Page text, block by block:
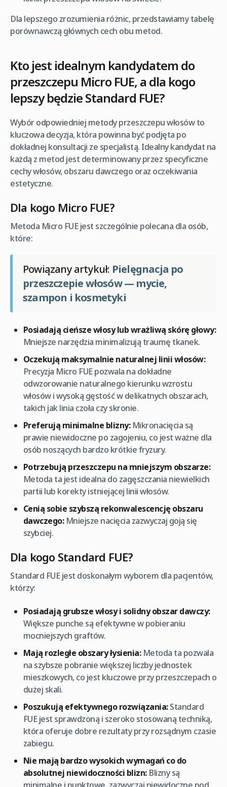
Dla lepszego zrozumienia różnic, przedstawiamy tabelę
porównawczą głównych cech obu metod.
Kto jest idealnym kandydatem do
przeszczepu Micro FUE, a dla kogo
lepszy będzie Standard FUE?
Wybór odpowiedniej metody przeszczepu włosów to
kluczowa decyzja, która powinna być podjęta po
dokładnej konsultacji ze specjalistą. Idealny kandydat na
każdą z metod jest determinowany przez specyficzne
cechy włosów, obszaru dawczego oraz oczekiwania
estetyczne.
Dla kogo Micro FUE?
Metoda Micro FUE jest szczególnie polecana dla osób,
które:
Powiązany artykuł: Pielęgnacja po
przeszczepie włosów — mycie,
szampon i kosmetyki
Posiadają cieńsze włosy lub wrażliwą skórę głowy:
Mniejsze narzędzia minimalizują traumę tkanek.
Oczekują maksymalnie naturalnej linii włosów:
Precyzja Micro FUE pozwala na dokładne
odwzorowanie naturalnego kierunku wzrostu
włosów i wysoką gęstość w delikatnych obszarach,
takich jak linia czoła czy skronie.
Preferują minimalne blizny:Mikronacięcia są
prawie niewidoczne po zagojeniu, co jest ważne dla
osób noszących bardzo krótkie fryzury.
Potrzebują przeszczepu na mniejszym obszarze:
Metoda ta jest idealna do zagęszczania niewielkich
partii lub korekty istniejącej linii włosów.
Cenią sobie szybszą rekonwalescencję obszaru
dawczego:Mniejsze nacięcia zazwyczaj goją się
szybciej.
Dla kogo Standard FUE?
Standard FUE jest doskonałym wyborem dla pacjentów,
którzy:
Posiadają grubsze włosy i solidny obszar dawczy:
Większe punche są efektywne w pobieraniu
mocniejszych graftów.
Mają rozległe obszary łysienia:Metoda ta pozwala
na szybsze pobranie większej liczby jednostek
mieszkowych, co jest kluczowe przy przeszczepach o
dużej skali.
Poszukują efektywnego rozwiązania:Standard
FUE jest sprawdzoną i szeroko stosowaną techniką,
która oferuje dobre rezultaty przy rozsądnym czasie
zabiegu.
Nie mają bardzo wysokich wymagań co do
absolutnej niewidoczności blizn:Blizny są